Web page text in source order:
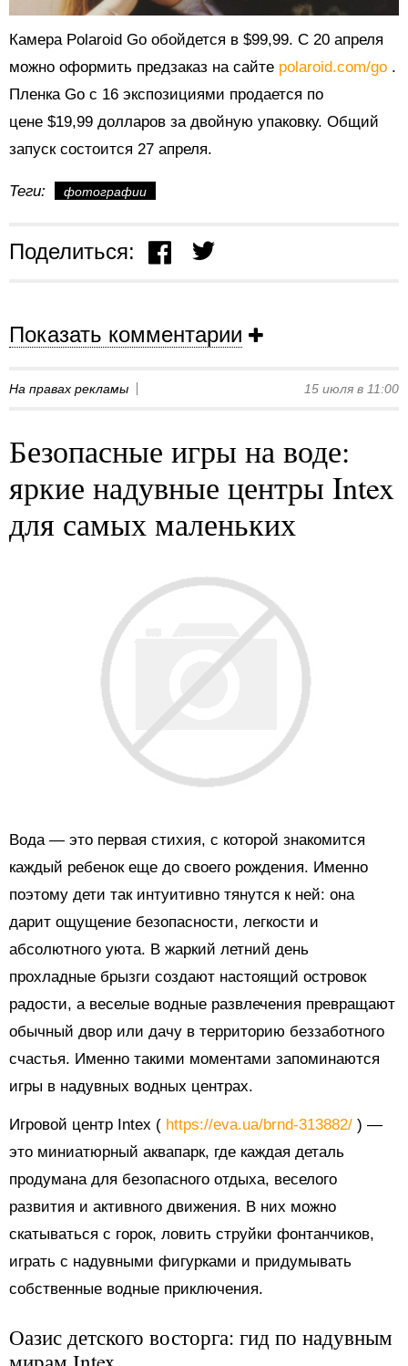
Камера Polaroid Go обойдется в $99,99. С 20 апреля
можно оформить предзаказ на сайте polaroid.com/go .
Пленка Go с 16 экспозициями продается по
цене $19,99 долларов за двойную упаковку. Общий
запуск состоится 27 апреля.
Теги: фотографии
Поделиться:
Показать комментарии
На правах рекламы 15 июля в 11:00
Безопасные игры на воде:
яркие надувные центры Intex
для самых маленьких
Вода — это первая стихия, с которой знакомится
каждый ребенок еще до своего рождения. Именно
поэтому дети так интуитивно тянутся к ней: она
дарит ощущение безопасности, легкости и
абсолютного уюта. В жаркий летний день
прохладные брызги создают настоящий островок
радости, а веселые водные развлечения превращают
обычный двор или дачу в территорию беззаботного
счастья. Именно такими моментами запоминаются
игры в надувных водных центрах.
Игровой центр Intex ( https://eva.ua/brnd-313882/ ) —
это миниатюрный аквапарк, где каждая деталь
продумана для безопасного отдыха, веселого
развития и активного движения. В них можно
скатываться с горок, ловить струйки фонтанчиков,
играть с надувными фигурками и придумывать
собственные водные приключения.
Оазис детского восторга: гид по надувным